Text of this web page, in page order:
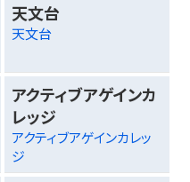
天文台
天文台
アクティブアゲインカ
レッジ
アクティブアゲインカレッ
ジ